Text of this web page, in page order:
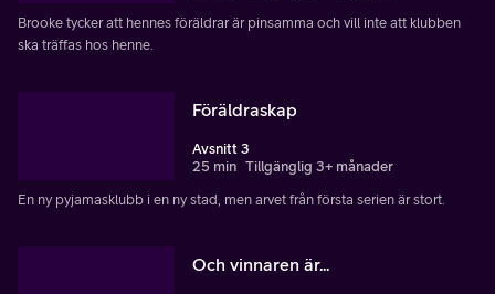
Brooke tycker att hennes föräldrar är pinsamma och vill inte att klubben
ska träffas hos henne.
Föräldraskap
Avsnitt 3
25 min Tillgänglig 3+ månader
En ny pyjamasklubb i en ny stad, men arvet från första serien är stort.
Och vinnaren är...